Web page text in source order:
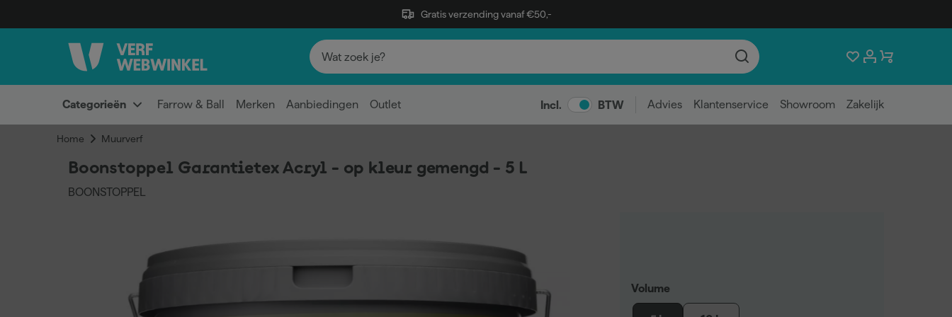
Gratis verzending vanaf €50,-
Categorieën Farrow & Ball Merken Aanbiedingen Outlet Incl. BTW Advies Klantenservice Showroom Zakelijk
Home Muurverf
Boonstoppel Garantietex Acryl - op kleur gemengd - 5 L
BOONSTOPPEL
Volume